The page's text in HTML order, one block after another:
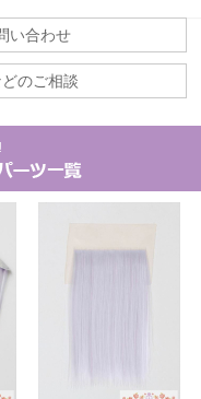
い合わせ
のご相談